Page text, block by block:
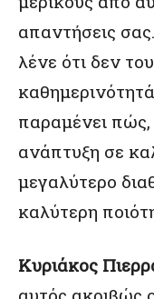
απαντήσεις
λένε ότι δεν
παραμένει
ανάπτυξη σε
μεγαλύτερο
καλύτερη
Κυριάκος